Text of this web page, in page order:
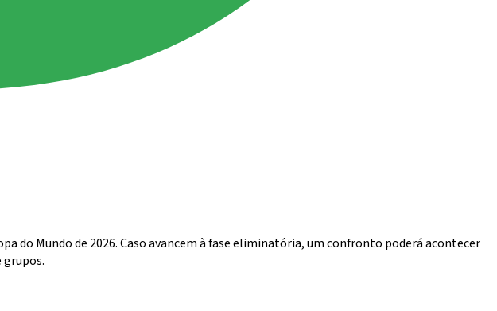
do Mundo de 2026. Caso avancem à fase eliminatória, um confronto poderá acontecer
grupos.